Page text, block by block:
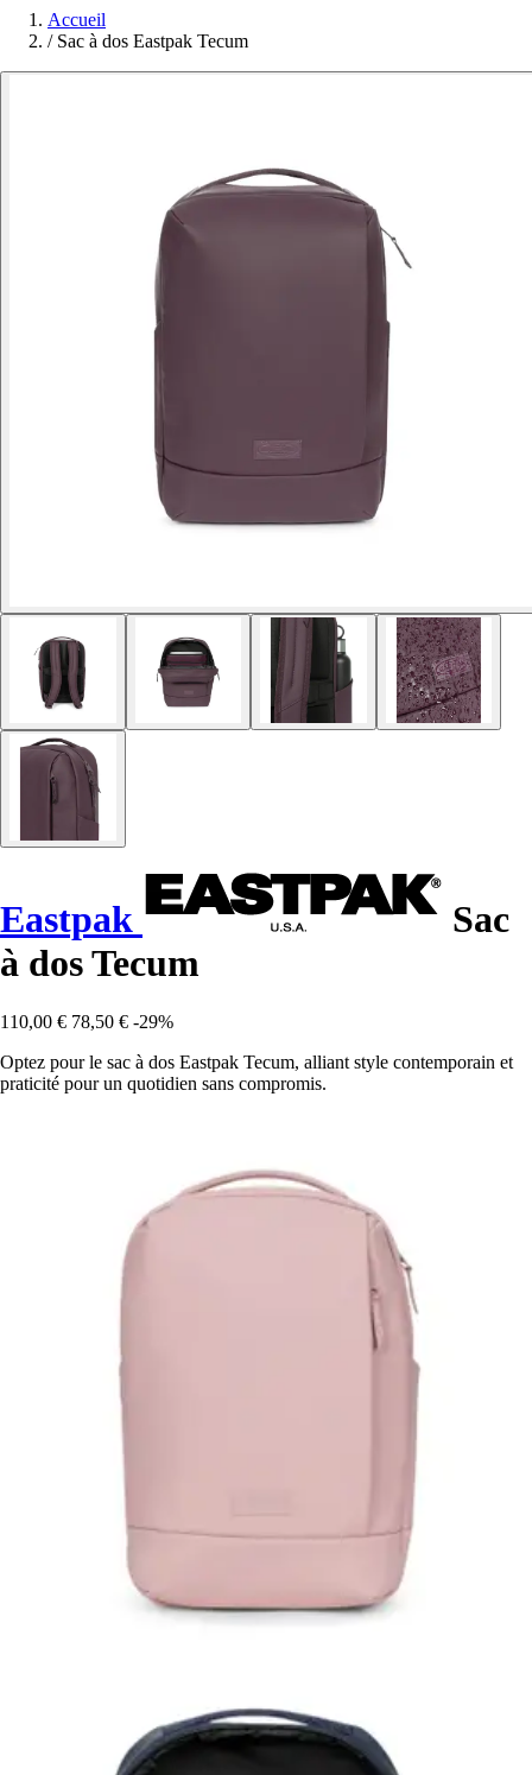
Accueil
/ Sac à dos Eastpak Tecum
Eastpak
Sac
à dos Tecum
110,00 € 78,50 € -29%
Optez pour le sac à dos Eastpak Tecum, alliant style contemporain et
praticité pour un quotidien sans compromis.